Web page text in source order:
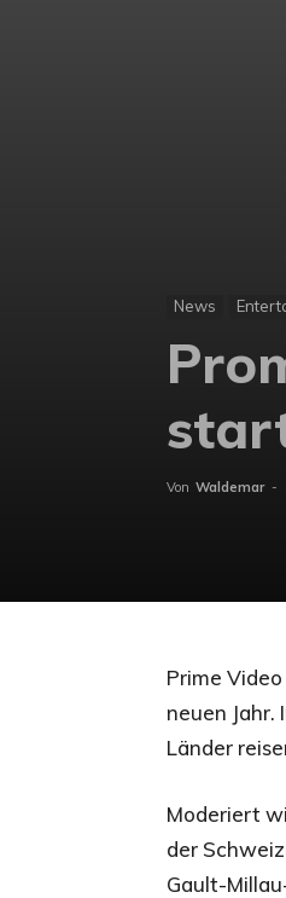
News
Von Waldemar -
Prime
neuen Jahr.
Länder
Moderiert
der
Gault-